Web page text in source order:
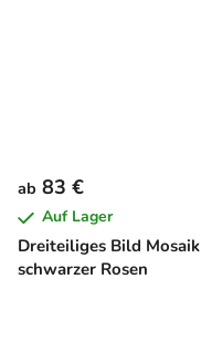
Dreiteiliges Bild Mosaik
schwarzer Rosen
ab 83 €
Auf Lager